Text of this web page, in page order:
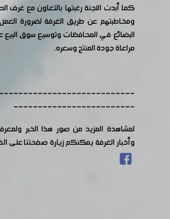
كما أبدت اللجنة رغبتها بالتعاون مع غرف
ومخاطبتهم عن طريق الغرفة لضرورة
البضائع في المحافظات وتوسيع سوق
مراعاة جودة المنتج وسعره.
-------------------------
لمشاهدة المزيد من صور هذا الخبر
وأخبار الغرفة يمكنكم زيارة صفحتنا على